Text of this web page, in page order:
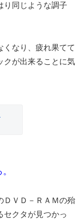
り同じような調子
くなり、疲れ果てて
クが出来ることに気
ＤＶＤ－ＲＡＭの殆
セクタが見つかっ